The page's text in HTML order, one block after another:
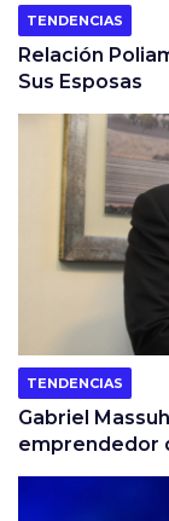
TENDENCIAS
Relación
Sus Esposas
TENDENCIAS
Gabriel
emprendedor